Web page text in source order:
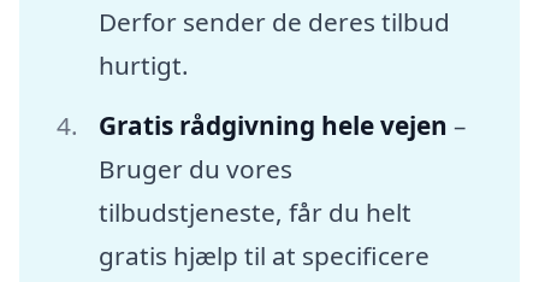
Derfor sender de deres tilbud
hurtigt.
Gratis rådgivning hele vejen –
Bruger du vores
tilbudstjeneste, får du helt
gratis hjælp til at specificere